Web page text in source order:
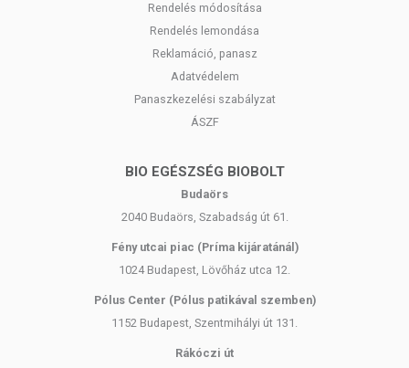
Rendelés módosítása
Rendelés lemondása
Reklamáció, panasz
Adatvédelem
Panaszkezelési szabályzat
ÁSZF
BIO EGÉSZSÉG BIOBOLT
Budaörs
2040 Budaörs, Szabadság út 61.
Fény utcai piac (Príma kijáratánál)
1024 Budapest, Lövőház utca 12.
Pólus Center (Pólus patikával szemben)
1152 Budapest, Szentmihályi út 131.
Rákóczi út